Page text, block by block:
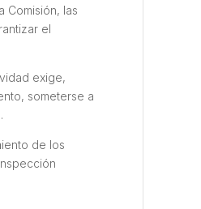
Comisión, las
el
exige,
someterse a
de los